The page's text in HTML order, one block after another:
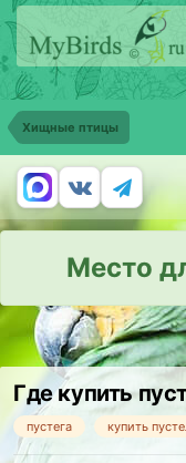
Хищные птицы
Место
Где купить
пустега купить